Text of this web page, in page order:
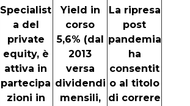
Specialist
a del
private
equity, è
attiva in
partecipa
zioni in
Yield in
corso
5,6% (dal
2013
versa
dividendi
mensili,
La ripresa
post
pandemia
ha
consentit
o al titolo
di correre